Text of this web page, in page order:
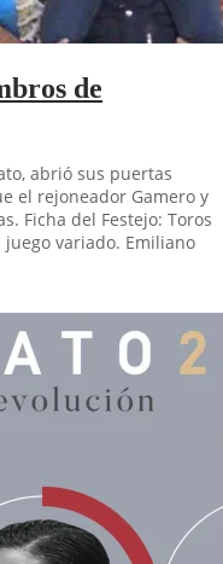
de
abrió sus puertas
el rejoneador Gamero y
Ficha del Festejo: Toros
variado. Emiliano